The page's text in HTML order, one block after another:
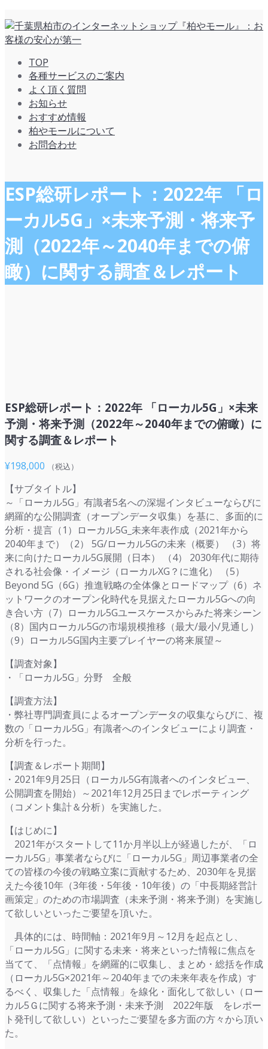
TOP
各種サービスのご案内
よく頂く質問
お知らせ
おすすめ情報
柏やモールについて
お問合わせ
ESP総研レポート：2022年 「ロ
ーカル5G」×未来予測・将来予
測（2022年～2040年までの俯
瞰）に関する調査＆レポート
ESP総研レポート：2022年 「ローカル5G」×未来
予測・将来予測（2022年～2040年までの俯瞰）に
関する調査＆レポート
¥198,000 （税込）
【サブタイトル】
～「ローカル5G」有識者5名への深堀インタビューならびに
網羅的な公開調査（オープンデータ収集）を基に、多面的に
分析・提言（1）ローカル5G_未来年表作成（2021年から
2040年まで）（2） 5G/ローカル5Gの未来（概要） （3）将
来に向けたローカル5G展開（日本） （4） 2030年代に期待
される社会像・イメージ（ローカルXG？に進化） （5）
Beyond 5G（6G）推進戦略の全体像とロードマップ（6）ネ
ットワークのオープン化時代を見据えたローカル5Gへの向
き合い方（7）ローカル5Gユースケースからみた将来シーン
（8）国内ローカル5Gの市場規模推移（最大/最小/見通し）
（9）ローカル5G国内主要プレイヤーの将来展望～
【調査対象】
・「ローカル5G」分野 全般
【調査方法】
・弊社専門調査員によるオープンデータの収集ならびに、複
数の「ローカル5G」有識者へのインタビューにより調査・
分析を行った。
【調査＆レポート期間】
・2021年9月25日（ローカル5G有識者へのインタビュー、
公開調査を開始）～2021年12月25日までレポーティング
（コメント集計＆分析）を実施した。
【はじめに】
2021年がスタートして11か月半以上が経過したが、「ロ
ーカル5G」事業者ならびに「ローカル5G」周辺事業者の全
ての皆様の今後の戦略立案に貢献するため、2030年を見据
えた今後10年（3年後・5年後・10年後）の「中長期経営計
画策定」のための市場調査（未来予測・将来予測）を実施し
て欲しいといったご要望を頂いた。
具体的には、時間軸：2021年9月～12月を起点とし、
「ローカル5G」に関する未来・将来といった情報に焦点を
当てて、「点情報」を網羅的に収集し、まとめ・総括を作成
（ローカル5G×2021年～2040年までの未来年表を作成）す
るべく、収集した「点情報」を線化・面化して欲しい（ロー
カル5Ｇに関する将来予測・未来予測 2022年版 をレポー
ト発刊して欲しい）といったご要望を多方面の方々から頂い
た。